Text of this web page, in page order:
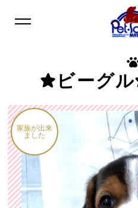
★ビーグ
家族が出来
ました